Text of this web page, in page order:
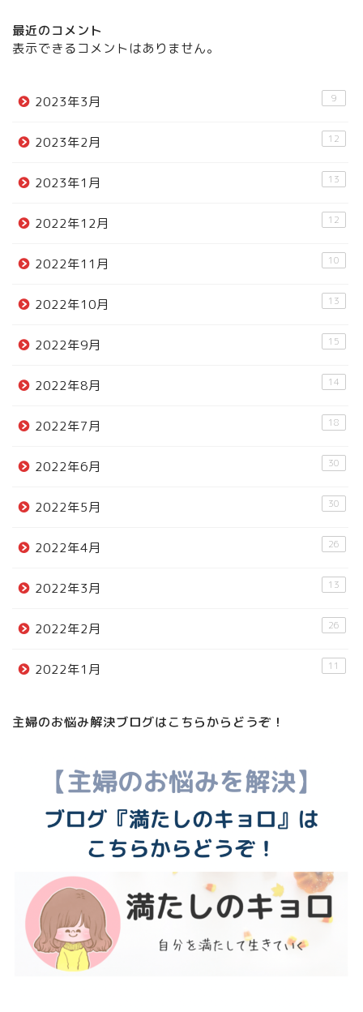
最近のコメント
表示できるコメントはありません。
2023年3月 9
2023年2月 12
2023年1月 13
2022年12月 12
2022年11月 10
2022年10月 13
2022年9月 15
2022年8月 14
2022年7月 18
2022年6月 30
2022年5月 30
2022年4月 26
2022年3月 13
2022年2月 26
2022年1月 11
主婦のお悩み解決ブログはこちらからどうぞ！